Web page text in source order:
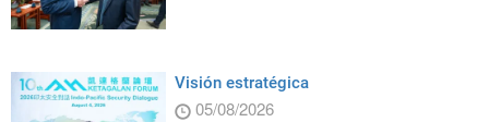
Visión estratégica
05/08/2026